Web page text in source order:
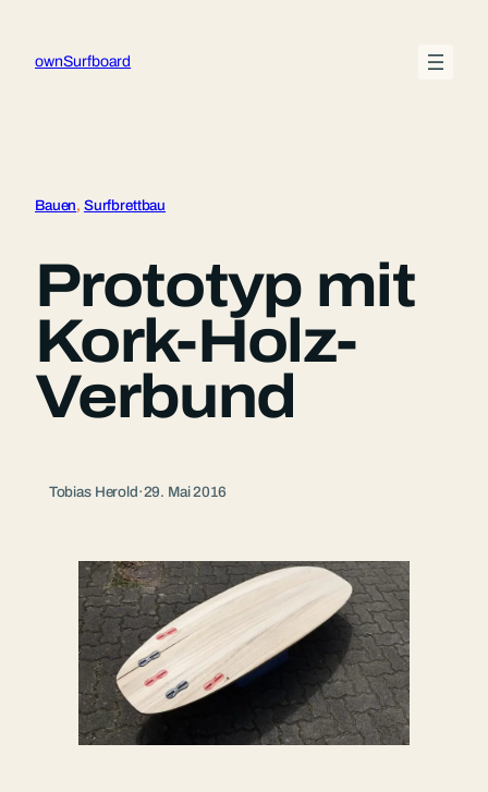
springen
ownSurfboard
Bauen, Surfbrettbau
Prototyp mit
Kork-Holz-
Verbund
Tobias Herold·29. Mai 2016